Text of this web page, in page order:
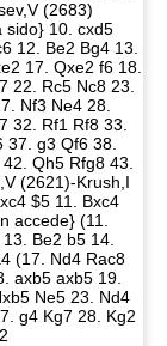
(2683)
sido} 10. cxd5
12. Be2 Bg4 13.
17. Qxe2 f6 18.
22. Rc5 Nc8 23.
Nf3 Ne4 28.
32. Rf1 Rf8 33.
g3 Qf6 38.
Qh5 Rfg8 43.
(2621)-Krush,I
$5 11. Bxc4
accede} (11.
Be2 b5 14.
(17. Nd4 Rac8
axb5 axb5 19.
Ne5 23. Nd4
g4 Kg7 28. Kg2